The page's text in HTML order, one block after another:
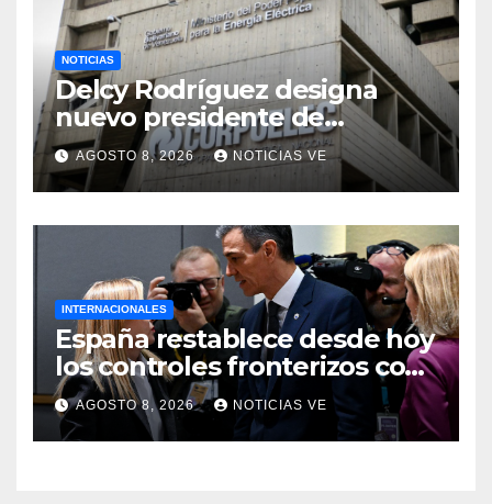
NOTICIAS
Delcy Rodríguez designa
nuevo presidente de
Corpoelec y nuevo
viceministro de Servicios
Eléctricos
AGOSTO 8, 2026 NOTICIAS VE
INTERNACIONALES
España restablece desde hoy
los controles fronterizos con
Italia tras el rechazo de Roma
a retirar las restricciones
AGOSTO 8, 2026 NOTICIAS VE